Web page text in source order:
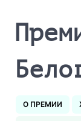
О ПРЕМИИ